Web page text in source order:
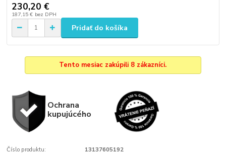
230,20 €
187,15 € bez DPH
Pridať do košíka
Tento mesiac zakúpili 8 zákazníci.
Ochrana
kupujúcého
Číslo produktu: 13137605192